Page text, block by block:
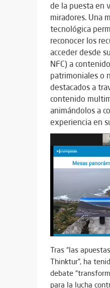
de la puesta en
miradores. Una
tecnológica
reconocer los
acceder desde
NFC) a
patrimoniales o
destacados a
contenido
animándolos a
experiencia en
Tras “las
Thinktur”, ha
debate
para la lucha